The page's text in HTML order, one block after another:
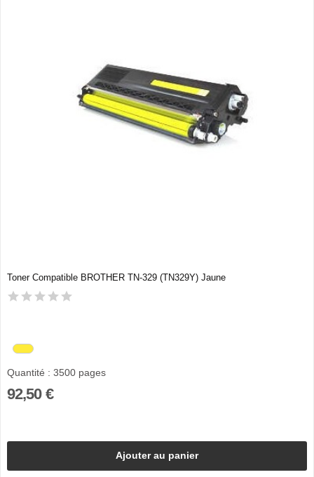
Toner Compatible BROTHER TN-329 (TN329Y) Jaune
Quantité : 3500 pages
92,50 €
Ajouter au panier